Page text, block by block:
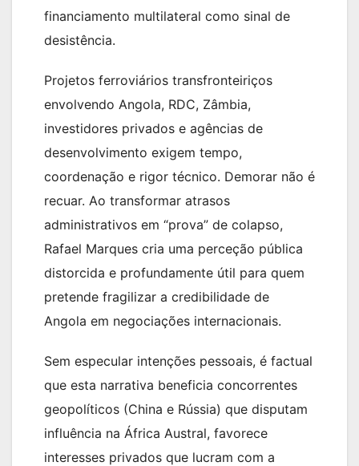
financiamento multilateral como sinal de
desistência.
Projetos ferroviários transfronteiriços
envolvendo Angola, RDC, Zâmbia,
investidores privados e agências de
desenvolvimento exigem tempo,
coordenação e rigor técnico. Demorar não é
recuar. Ao transformar atrasos
administrativos em “prova” de colapso,
Rafael Marques cria uma perceção pública
distorcida e profundamente útil para quem
pretende fragilizar a credibilidade de
Angola em negociações internacionais.
Sem especular intenções pessoais, é factual
que esta narrativa beneficia concorrentes
geopolíticos (China e Rússia) que disputam
influência na África Austral, favorece
interesses privados que lucram com a